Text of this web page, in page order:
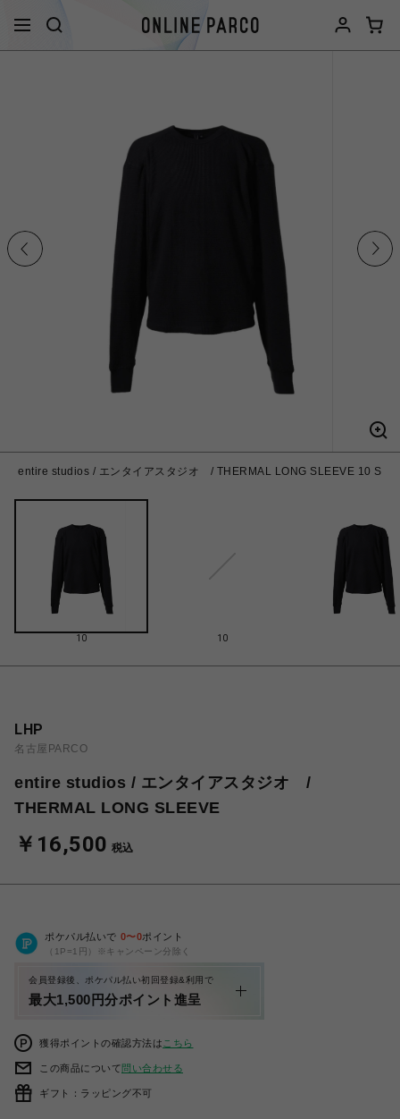
entire studios / エンタイアスタジオ / THERMAL LONG SLEEVE 10 S
10 10
LHP
名古屋PARCO
entire studios / エンタイアスタジオ /
THERMAL LONG SLEEVE
￥16,500 税込
ポケパル払いで 0〜0ポイント
（1P=1円）※キャンペーン分除く
会員登録後、ポケパル払い初回登録&利用で
最大1,500円分ポイント進呈
獲得ポイントの確認方法は こちら
この商品について問い合わせる
ギフト：ラッピング不可